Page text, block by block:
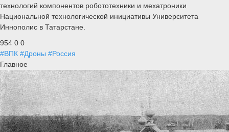
технологий компонентов робототехники и мехатроники
Национальной технологической инициативы Университета
Иннополис в Татарстане.
954 0 0
#ВПК #Дроны #Россия
Главное